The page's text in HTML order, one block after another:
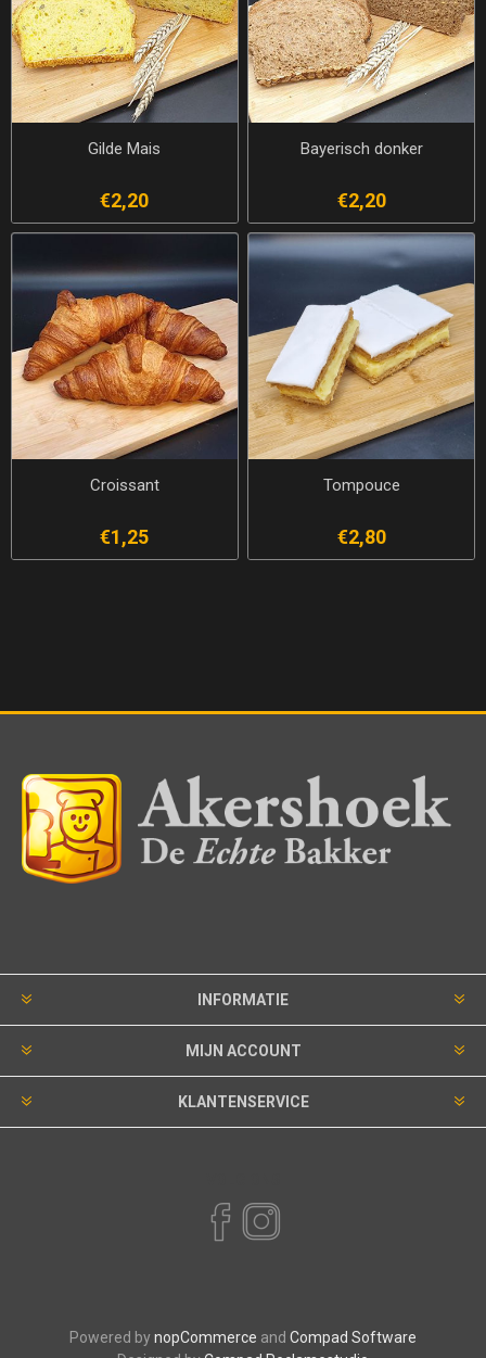
Gilde Mais
€2,20
Bayerisch donker
€2,20
Croissant
€1,25
Tompouce
€2,80
INFORMATIE
MIJN ACCOUNT
KLANTENSERVICE
Powered bynopCommerce and Compad Software